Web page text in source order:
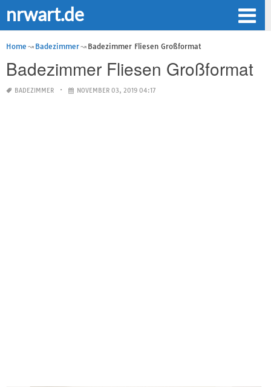
nrwart.de
Home Badezimmer Badezimmer Fliesen Großformat
Badezimmer Fliesen Großformat
BADEZIMMER NOVEMBER 03, 2019 04:17